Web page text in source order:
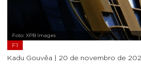
Foto: XPB Images
F1
Kadu Gouvêa | 20 de novembro de